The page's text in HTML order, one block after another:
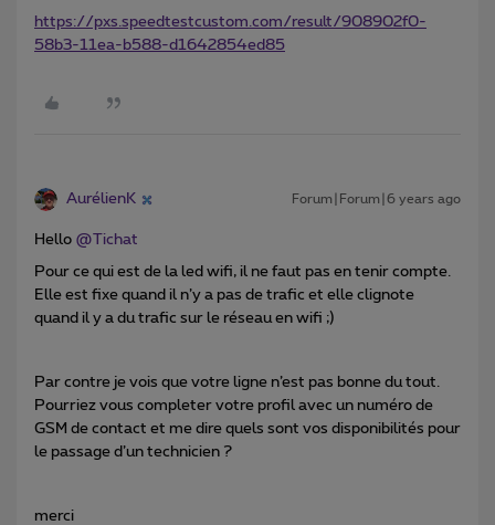
https://pxs.speedtestcustom.com/result/908902f0-
58b3-11ea-b588-d1642854ed85
AurélienK Forum|Forum|6 years ago
Hello @Tichat
Pour ce qui est de la led wifi, il ne faut pas en tenir compte.
Elle est fixe quand il n’y a pas de trafic et elle clignote
quand il y a du trafic sur le réseau en wifi ;)
Par contre je vois que votre ligne n’est pas bonne du tout.
Pourriez vous completer votre profil avec un numéro de
GSM de contact et me dire quels sont vos disponibilités pour
le passage d’un technicien ?
merci